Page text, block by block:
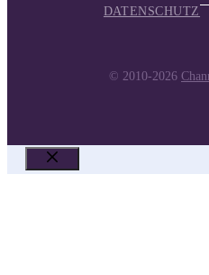
DATENSCHUTZ
© 2010-2026
SCHLIESSEN